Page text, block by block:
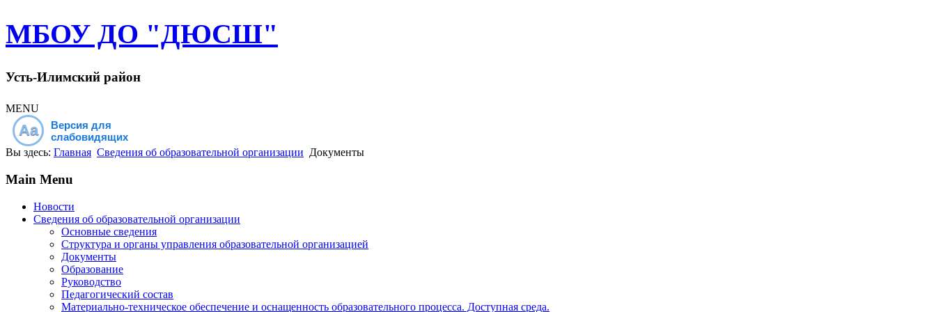
МБОУ ДО "ДЮСШ"
Усть-Илимский район
MENU
Aa
Версия для
слабовидящих
Вы здесь: Главная Сведения об образовательной организации Документы
Main Menu
Новости
Сведения об образовательной организации
Основные сведения
Структура и органы управления образовательной организацией
Документы
Образование
Руководство
Педагогический состав
Материально-техническое обеспечение и оснащенность образовательного процесса. Доступная среда.